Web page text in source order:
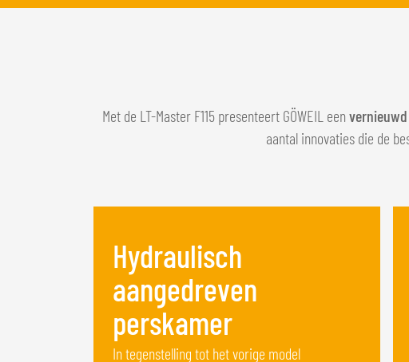
Met de LT-Master F115 presenteert GÖWEIL een
aantal innovaties die de
Hydraulisch
aangedreven
perskamer
In tegenstelling tot het vorige model